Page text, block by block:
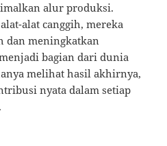
alur produksi.
alat canggih, mereka
dan meningkatkan
bagian dari dunia
melihat hasil akhirnya,
nyata dalam setiap